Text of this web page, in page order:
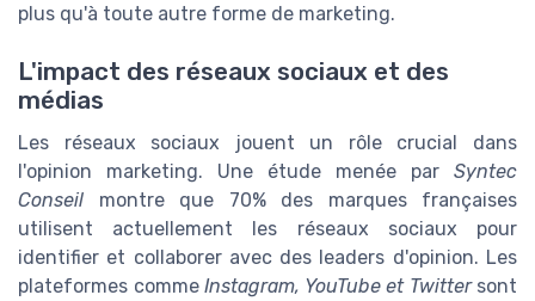
plus qu'à toute autre forme de marketing.
L'impact des réseaux sociaux et des
médias
Les réseaux sociaux jouent un rôle crucial dans
l'opinion marketing. Une étude menée par Syntec
Conseil montre que 70% des marques françaises
utilisent actuellement les réseaux sociaux pour
identifier et collaborer avec des leaders d'opinion. Les
plateformes comme Instagram, YouTube et Twittersont